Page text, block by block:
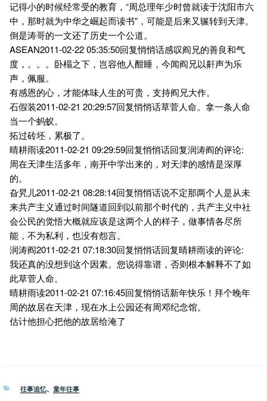
记得小的时候经常受的教育，“周总理年少时曾就读于沈阳市六
中，那时就为中华之崛起而读书”，可能是后来又辗转到天津。
倒是涛哥的一文还了历史一个公道。
ASEAN2011-02-22 05:35:50回复悄悄话感叹阎兄的善良和气
度，。。。卧榻之下，岂容他人酣睡，今闻阎兄以鼾声为乐
声，佩服。
有感恩的心，才能体味人生的可贵，支持阎兄大作。
石假装2011-02-21 20:29:57回复悄悄话草菅人命。拿一条人命
当一个蚂蚁。
拓过砖坯，累极了。
晴耕雨读2011-02-21 09:29:59回复悄悄话回复润涛阎的评论:
周在天津生活多年，南开中学出来的，对天津的感情是深厚
的。
旮旯儿2011-02-21 08:28:14回复悄悄话说不定那两个人是从未
来共产主义通过时间隧道回到以前那个时代的，共产主义中社
会公民的觉悟大概就应该是这两个人的样子，做事情各尽所
能，不为私利，也没有怨言。
润涛阎2011-02-21 07:18:30回复悄悄话回复晴耕雨读的评论:
我还真的没想到这个因素。您说得靠谱，否则根本解释不了如
此草菅人命。
晴耕雨读2011-02-21 07:16:45回复悄悄话新年快乐！拜个晚年
周的故居在天津，现在水上公园还有周邓纪念馆。
估计他担心把他的故居给淹了
分
往事追忆、 童年往事